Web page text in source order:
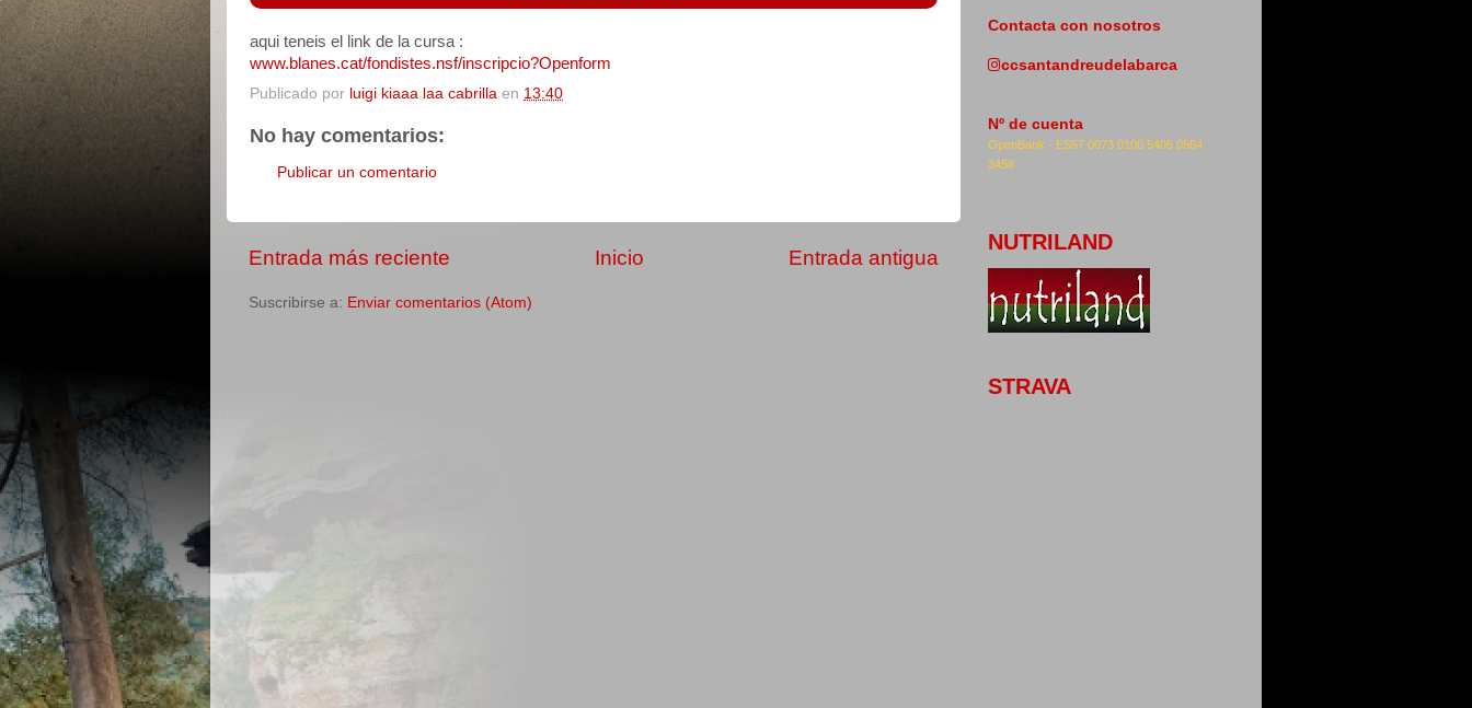
aqui teneis el link de la cursa :
www.blanes.cat/fondistes.nsf/inscripcio?Openform
Publicado por luigi kiaaa laa cabrilla en 13:40
No hay comentarios:
Publicar un comentario
Entrada más reciente Entrada antigua
Inicio
Suscribirse a: Enviar comentarios (Atom)
Contacta con nosotros
ccsantandreudelabarca
Nº de cuenta
OpenBank - ES57 0073 0100 5405 0564
3458
NUTRILAND
STRAVA